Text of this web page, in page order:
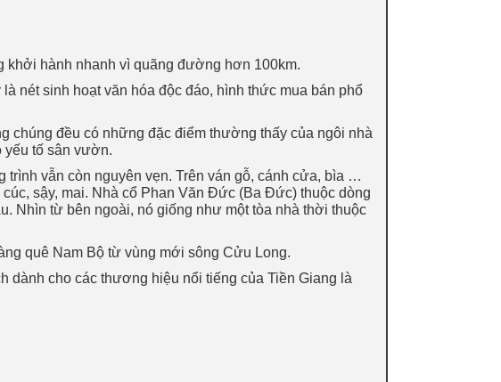
khởi hành nhanh vì quãng đường hơn 100km.
nét sinh hoạt văn hóa độc đáo, hình thức mua bán phổ
chúng đều có những đặc điểm thường thấy của ngôi nhà
yếu tố sân vườn.
vẫn còn nguyên vẹn. Trên ván gỗ, cánh cửa, bìa …
sậy, mai. Nhà cổ Phan Văn Đức (Ba Đức) thuộc dòng
Nhìn từ bên ngoài, nó giống như một tòa nhà thời thuộc
quê Nam Bộ từ vùng mới sông Cửu Long.
dành cho các thương hiệu nổi tiếng của Tiền Giang là